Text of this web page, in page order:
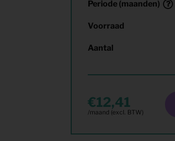
Periode (maanden)
Voorraad
Aantal
12,41